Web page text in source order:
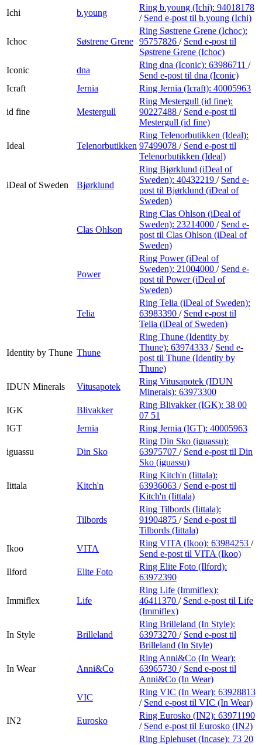
Ichi
b.young
Ring b.young (Ichi): 94018178
/ Send e-post til b.young (Ichi)
Ichoc Søstrene Grene
Ring Søstrene Grene (Ichoc):
95757826 / Send e-post til
Søstrene Grene (Ichoc)
Iconic
dna
Ring dna (Iconic): 63986711 /
Send e-post til dna (Iconic)
Icraft
Jernia Ring Jernia (Icraft): 40005963
id fine Mestergull
Ring Mestergull (id fine):
90227488 / Send e-post til
Mestergull (id fine)
Ideal Telenorbutikken
Ring Telenorbutikken (Ideal):
97499078 / Send e-post til
Telenorbutikken (Ideal)
iDeal of Sweden Bjørklund
Ring Bjørklund (iDeal of
Sweden): 40432219 / Send e-
post til Bjørklund (iDeal of
Sweden)
Clas Ohlson
Ring Clas Ohlson (iDeal of
Sweden): 23214000 / Send e-
post til Clas Ohlson (iDeal of
Sweden)
Power
Ring Power (iDeal of
Sweden): 21004000 / Send e-
post til Power (iDeal of
Sweden)
Telia
Ring Telia (iDeal of Sweden):
63983390 / Send e-post til
Telia (iDeal of Sweden)
Identity by Thune Thune
Ring Thune (Identity by
Thune): 63974333 / Send e-
post til Thune (Identity by
Thune)
IDUN Minerals
Vitusapotek
Ring Vitusapotek (IDUN
Minerals): 63973300
IGK
Blivakker
Ring Blivakker (IGK): 38 00
07 51
IGT
Jernia Ring Jernia (IGT): 40005963
iguassu Din Sko
Ring Din Sko (iguassu):
63975707 / Send e-post til Din
Sko (iguassu)
Iittala Kitch'n
Ring Kitch'n (Iittala):
63936063 / Send e-post til
Kitch'n (Iittala)
Tilbords
Ring Tilbords (Iittala):
91904875 / Send e-post til
Tilbords (Iittala)
Ikoo
VITA
Ring VITA (Ikoo): 63984253 /
Send e-post til VITA (Ikoo)
Ilford
Elite Foto
Ring Elite Foto (Ilford):
63972390
Immiflex Life
Ring Life (Immiflex):
46411370 / Send e-post til Life
(Immiflex)
In Style Brilleland
Ring Brilleland (In Style):
63973270 / Send e-post til
Brilleland (In Style)
In Wear Anni&Co
Ring Anni&Co (In Wear):
63965730 / Send e-post til
Anni&Co (In Wear)
VIC
Ring VIC (In Wear): 63928813
/ Send e-post til VIC (In Wear)
IN2
Eurosko
Ring Eurosko (IN2): 63971190
/ Send e-post til Eurosko (IN2)
Ring Eplehuset (Incase): 73 20